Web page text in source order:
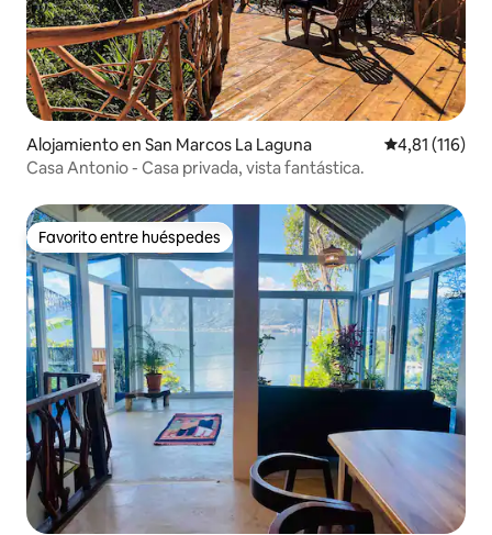
Alojamiento en San Marcos La Laguna Calificación
4,81 (116)
Casa Antonio - Casa privada, vista fantástica.
Favorito entre huéspedes
Favorito entre huéspedes